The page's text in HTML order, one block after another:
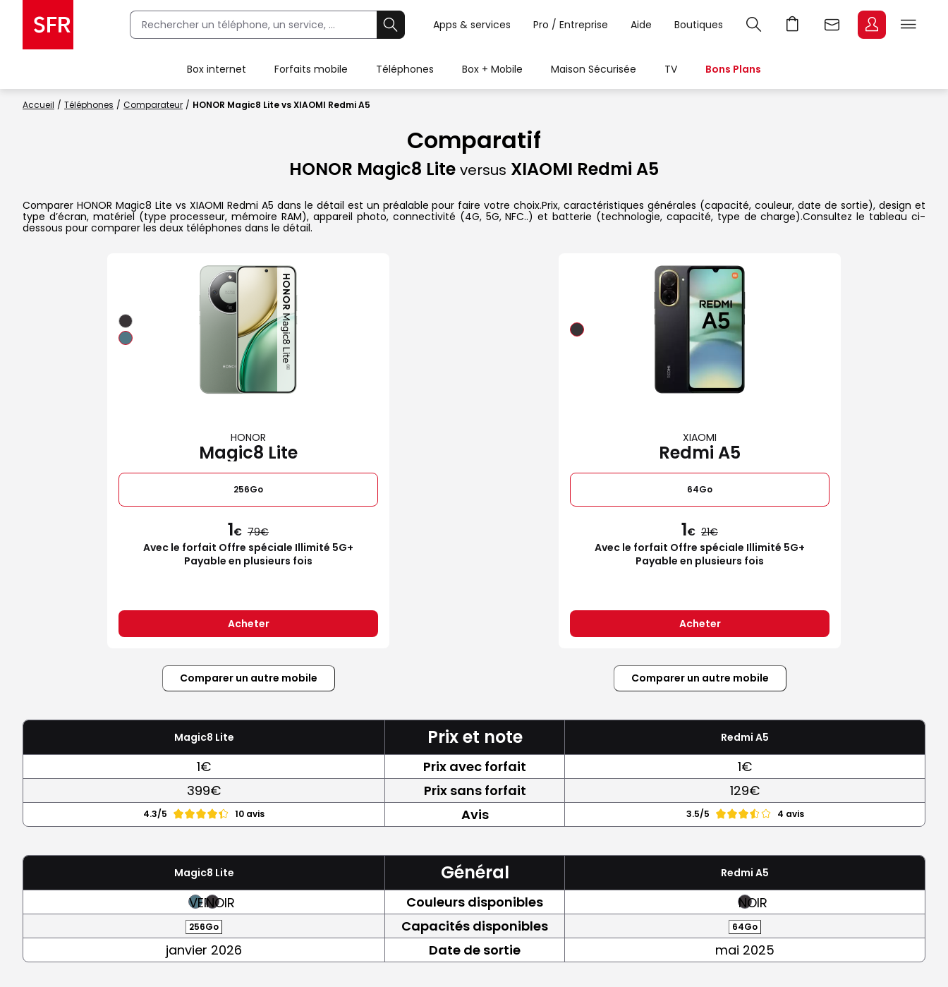
Apps & services Pro / Entreprise Aide Boutiques
Box internet Forfaits mobile Téléphones Box + Mobile Maison Sécurisée TV Bons Plans
Accueil Téléphones Comparateur HONOR Magic8 Lite vs XIAOMI Redmi A5
Comparatif
HONOR Magic8 Lite versus XIAOMI Redmi A5
Comparer HONOR Magic8 Lite vs XIAOMI Redmi A5 dans le détail est un préalable pour faire votre choix.Prix, caractéristiques générales (capacité, couleur, date de sortie), design et
type d’écran, matériel (type processeur, mémoire RAM), appareil photo, connectivité (4G, 5G, NFC..) et batterie (technologie, capacité, type de charge).Consultez le tableau ci-
dessous pour comparer les deux téléphones dans le détail.
HONOR
Magic8 Lite
256Go
1€ 79
Avec le forfait Offre spéciale Illimité 5G+
Payable en plusieurs fois
Acheter
XIAOMI
Redmi A5
64Go
1€ 21
Avec le forfait Offre spéciale Illimité 5G+
Payable en plusieurs fois
Acheter
Comparer un autre mobile Comparer un autre mobile
Magic8 Lite Prix et note Redmi A5
1€ Prix avec forfait
1€
399€
Prix sans forfait 129€
4.3/5 10 avis Avis 3.5/5 4 avis
Magic8 Lite Général Redmi A5
VERTNOIR Couleurs disponibles NOIR
256Go Capacités disponibles 64Go
janvier 2026 Date de sortie mai 2025